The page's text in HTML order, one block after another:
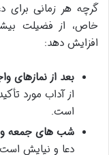
گرچه هر زمانی برای
خاص، از فضیلت
افزایش دهد:
بعد از نمازهای
از آداب مورد
است.
شب های جمعه و
دعا و نیایش